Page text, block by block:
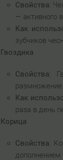
Свойства:
— активного
Как
зубчиков
Гвоздика
Свойства:
Как
раза в день
Корица
Свойства:
дополнением